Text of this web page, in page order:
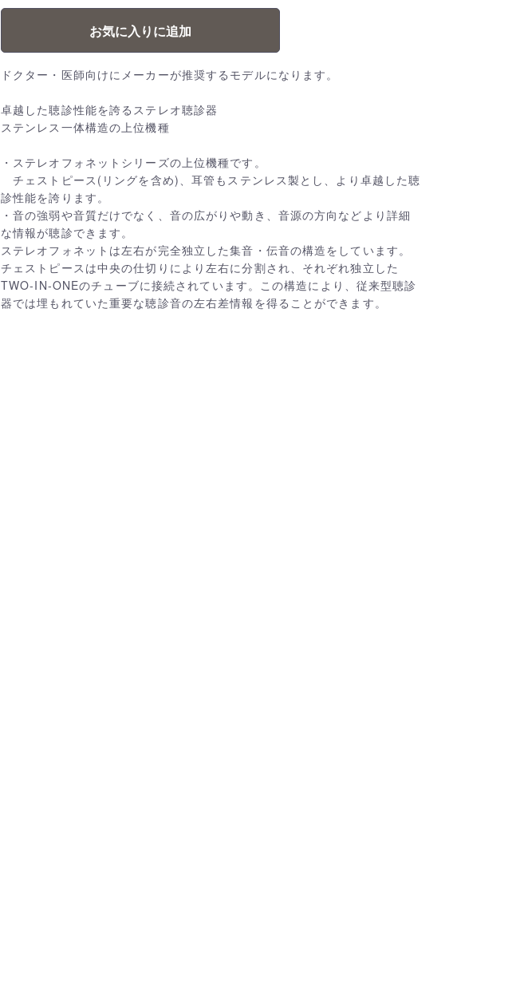
お気に入りに追加
ドクター・医師向けにメーカーが推奨するモデルになります。
卓越した聴診性能を誇るステレオ聴診器
ステンレス一体構造の上位機種
・ステレオフォネットシリーズの上位機種です。
チェストピース(リングを含め)、耳管もステンレス製とし、より卓越した聴
診性能を誇ります。
・音の強弱や音質だけでなく、音の広がりや動き、音源の方向などより詳細
な情報が聴診できます。
ステレオフォネットは左右が完全独立した集音・伝音の構造をしています。
チェストピースは中央の仕切りにより左右に分割され、それぞれ独立した
TWO-IN-ONEのチューブに接続されています。この構造により、従来型聴診
器では埋もれていた重要な聴診音の左右差情報を得ることができます。